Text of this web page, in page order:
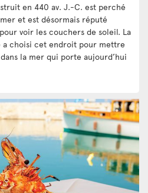
en 440 av. J.-C. est perché
et est désormais réputé
voir les couchers de soleil. La
a choisi cet endroit pour mettre
la mer qui porte aujourd’hui